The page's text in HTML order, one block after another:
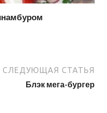
СЛЕДУЮЩАЯ СТАТЬЯ
Блэк мега-бургер